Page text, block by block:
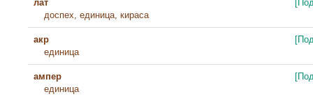
лат
доспех, единица, кираса
акр
единица
ампер
единица